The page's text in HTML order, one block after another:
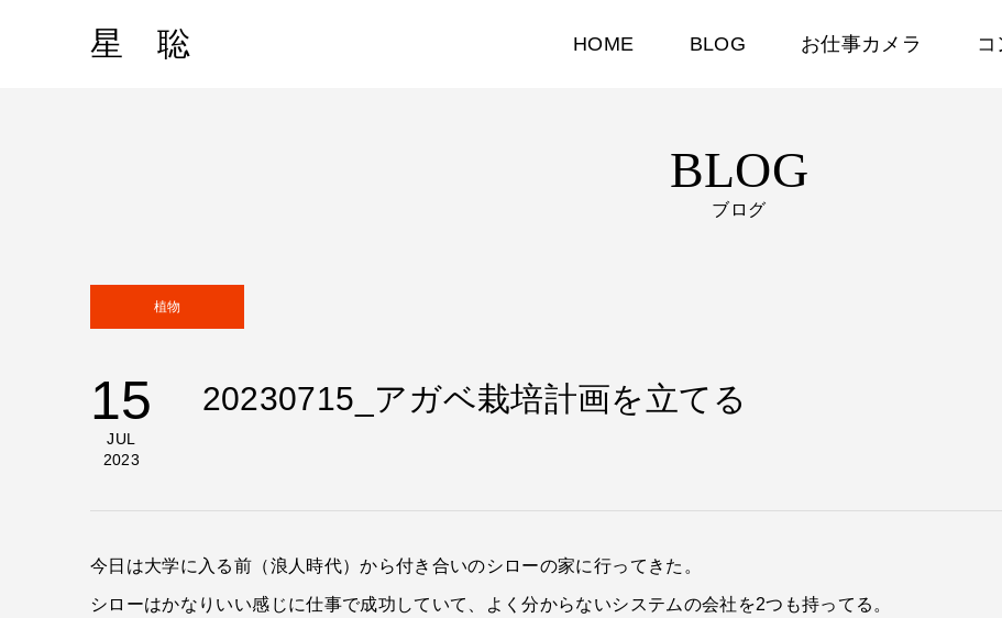
星 聡 HOME BLOG お仕事カメラ コ
BLOG
ブログ
植物
15
JUL
2023
20230715_アガベ栽培計画を立てる
今日は大学に入る前（浪人時代）から付き合いのシローの家に行ってきた。
シローはかなりいい感じに仕事で成功していて、よく分からないシステムの会社を2つも持ってる。